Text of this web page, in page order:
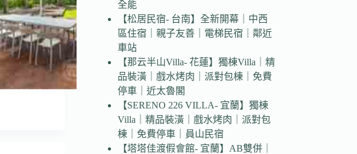
全能
【松居民宿- 台南】全新開幕｜中西
區住宿｜親子友善｜電梯民宿｜鄰近
車站
【那云半山Villa- 花蓮】獨棟Villa｜精
品裝潢｜戲水烤肉｜派對包棟｜免費
停車｜近太魯閣
【SERENO 226 VILLA- 宜蘭】獨棟
Villa｜精品裝潢｜戲水烤肉｜派對包
棟｜免費停車｜員山民宿
【塔塔佳渡假會館- 宜蘭】AB雙併｜